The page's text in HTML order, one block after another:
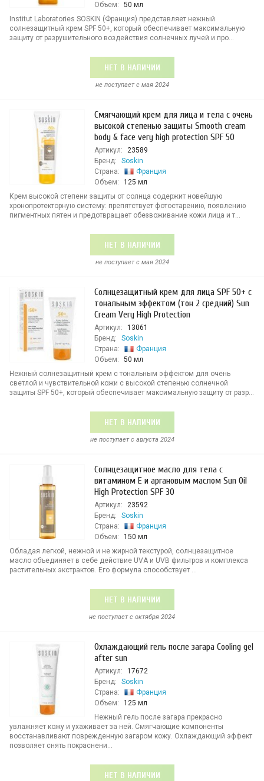
Объем:
50 мл
Institut Laboratories SOSKIN (Франция) представляет нежный
солнезащитный крем SPF 50+, который обеспечивает максимальную
защиту от разрушительного воздействия солнечных лучей и про...
НЕТ В НАЛИЧИИ
не поступает c мая 2024
Смягчающий крем для лица и тела с очень
высокой степенью защиты Smooth cream
body & face very high protection SPF 50
Артикул:
23589
Бренд:
Soskin
Страна:
Франция
Объем:
125 мл
Крем высокой степени защиты от солнца содержит новейшую
хронопротекторную систему: препятствует фотостарению, появлению
пигментных пятен и предотвращает обезвоживание кожи лица и т...
НЕТ В НАЛИЧИИ
не поступает c мая 2024
Солнцезащитный крем для лица SPF 50+ с
тональным эффектом (тон 2 средний) Sun
Cream Very High Protection
Артикул:
13061
Бренд:
Soskin
Страна:
Франция
Объем:
50 мл
Нежный солнезащитный крем с тональным эффектом для очень
светлой и чувствительной кожи с высокой степенью солнечной
защиты SPF 50+, который обеспечивает максимальную защиту от разр...
НЕТ В НАЛИЧИИ
не поступает c августа 2024
Солнцезащитное масло для тела с
витамином E и аргановым маслом Sun Oil
High Protection SPF 30
Артикул:
23592
Бренд:
Soskin
Страна:
Франция
Объем:
150 мл
Обладая легкой, нежной и не жирной текстурой, солнцезащитное
масло объединяет в себе действие UVA и UVB фильтров и комплекса
растительных экстрактов. Его формула способствует ...
НЕТ В НАЛИЧИИ
не поступает c октября 2024
Охлаждающий гель после загара Cooling gel
after sun
Артикул:
17672
Бренд:
Soskin
Страна:
Франция
Объем:
125 мл
Нежный гель после загара прекрасно
увлажняет кожу и ухаживает за ней. Смягчающие компоненты
восстанавливают поврежденную загаром кожу. Охлаждающий эффект
позволяет снять покраснени...
НЕТ В НАЛИЧИИ